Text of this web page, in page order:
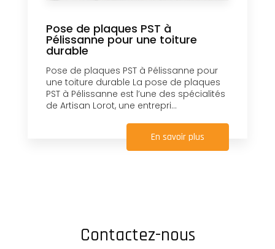
Pose de plaques PST à
Pélissanne pour une toiture
durable
Pose de plaques PST à Pélissanne pour
une toiture durable La pose de plaques
PST à Pélissanne est l’une des spécialités
de Artisan Lorot, une entrepri...
En savoir plus
Contactez-nous